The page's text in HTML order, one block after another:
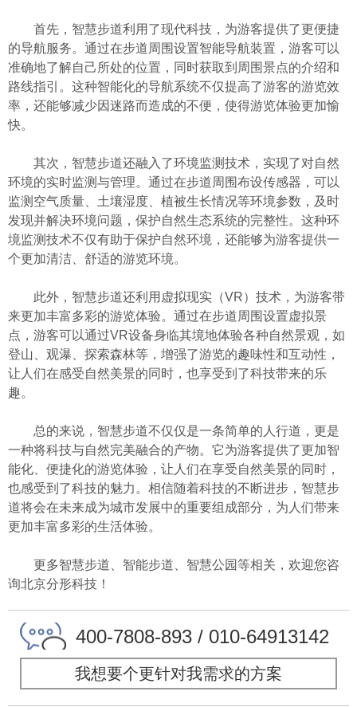
首先，智慧步道利用了现代科技，为游客提供了更便捷
的导航服务。通过在步道周围设置智能导航装置，游客可以
准确地了解自己所处的位置，同时获取到周围景点的介绍和
路线指引。这种智能化的导航系统不仅提高了游客的游览效
率，还能够减少因迷路而造成的不便，使得游览体验更加愉
快。
其次，智慧步道还融入了环境监测技术，实现了对自然
环境的实时监测与管理。通过在步道周围布设传感器，可以
监测空气质量、土壤湿度、植被生长情况等环境参数，及时
发现并解决环境问题，保护自然生态系统的完整性。这种环
境监测技术不仅有助于保护自然环境，还能够为游客提供一
个更加清洁、舒适的游览环境。
此外，智慧步道还利用虚拟现实（VR）技术，为游客带
来更加丰富多彩的游览体验。通过在步道周围设置虚拟景
点，游客可以通过VR设备身临其境地体验各种自然景观，如
登山、观瀑、探索森林等，增强了游览的趣味性和互动性，
让人们在感受自然美景的同时，也享受到了科技带来的乐
趣。
总的来说，智慧步道不仅仅是一条简单的人行道，更是
一种将科技与自然完美融合的产物。它为游客提供了更加智
能化、便捷化的游览体验，让人们在享受自然美景的同时，
也感受到了科技的魅力。相信随着科技的不断进步，智慧步
道将会在未来成为城市发展中的重要组成部分，为人们带来
更加丰富多彩的生活体验。
更多智慧步道、智能步道、智慧公园等相关，欢迎您咨
询北京分形科技！
400-7808-893 / 010-64913142
我想要个更针对我需求的方案